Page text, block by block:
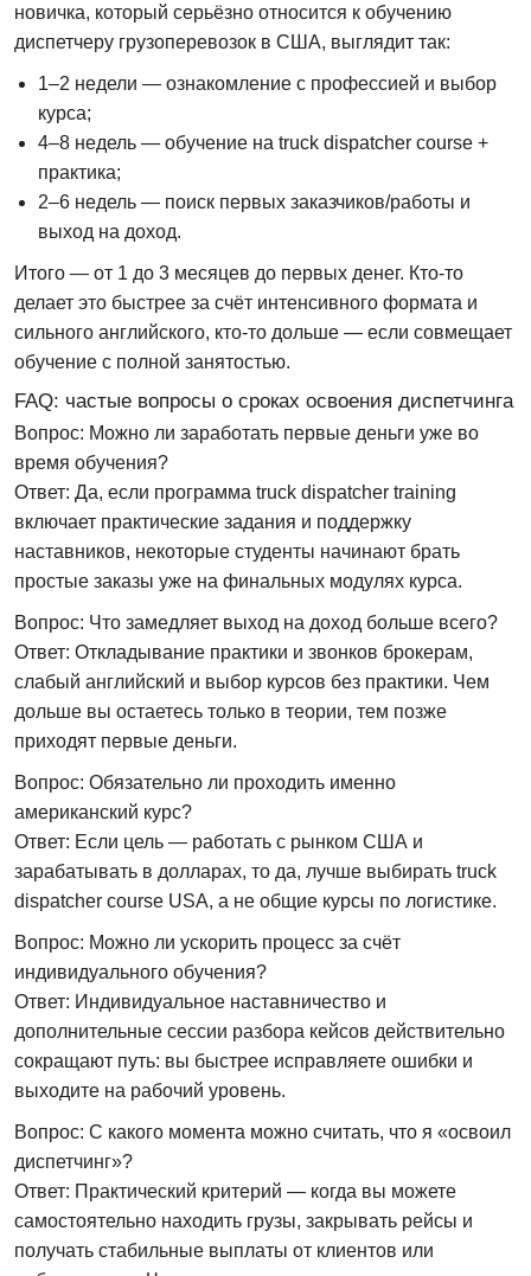
новичка, который серьёзно относится к обучению
диспетчеру грузоперевозок в США, выглядит так:
1–2 недели — ознакомление с профессией и выбор
курса;
4–8 недель — обучение на truck dispatcher course +
практика;
2–6 недель — поиск первых заказчиков/работы и
выход на доход.
Итого — от 1 до 3 месяцев до первых денег. Кто-то
делает это быстрее за счёт интенсивного формата и
сильного английского, кто-то дольше — если совмещает
обучение с полной занятостью.
FAQ: частые вопросы о сроках освоения диспетчинга
Вопрос: Можно ли заработать первые деньги уже во
время обучения?
Ответ: Да, если программа truck dispatcher training
включает практические задания и поддержку
наставников, некоторые студенты начинают брать
простые заказы уже на финальных модулях курса.
Вопрос: Что замедляет выход на доход больше всего?
Ответ: Откладывание практики и звонков брокерам,
слабый английский и выбор курсов без практики. Чем
дольше вы остаетесь только в теории, тем позже
приходят первые деньги.
Вопрос: Обязательно ли проходить именно
американский курс?
Ответ: Если цель — работать с рынком США и
зарабатывать в долларах, то да, лучше выбирать truck
dispatcher course USA, а не общие курсы по логистике.
Вопрос: Можно ли ускорить процесс за счёт
индивидуального обучения?
Ответ: Индивидуальное наставничество и
дополнительные сессии разбора кейсов действительно
сокращают путь: вы быстрее исправляете ошибки и
выходите на рабочий уровень.
Вопрос: С какого момента можно считать, что я «освоил
диспетчинг»?
Ответ: Практический критерий — когда вы можете
самостоятельно находить грузы, закрывать рейсы и
получать стабильные выплаты от клиентов или